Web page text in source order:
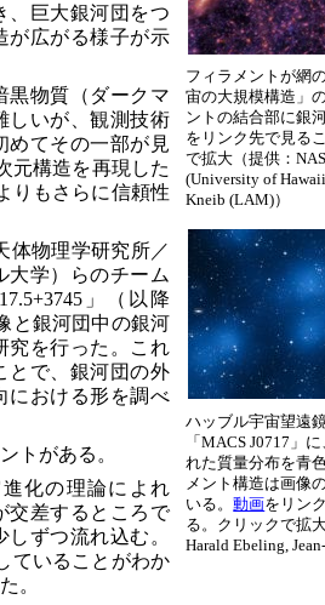
フィラメントが網
宙の大規模構造」
ントの結合部に銀
をリンク先で見る
で拡大（提供：
(University of
Kneib (LAM)）
ハッブル宇宙望遠
「MACS J0717」
れた質量分布を青
メント構造は画像
いる。動画をリン
る。クリックで拡
Harald Ebeling,
、巨大銀河団をつ
が広がる様子が示
黒物質（ダークマ
しいが、観測技術
めてその一部が見
元構造を再現した
りもさらに信頼性
体物理学研究所／
大学）らのチーム
」（以降
と銀河団中の銀河
究を行った。これ
とで、銀河団の外
における形を調べ
トがある。
化の理論によれ
交差するところで
ずつ流れ込む。
ていることがわか
。